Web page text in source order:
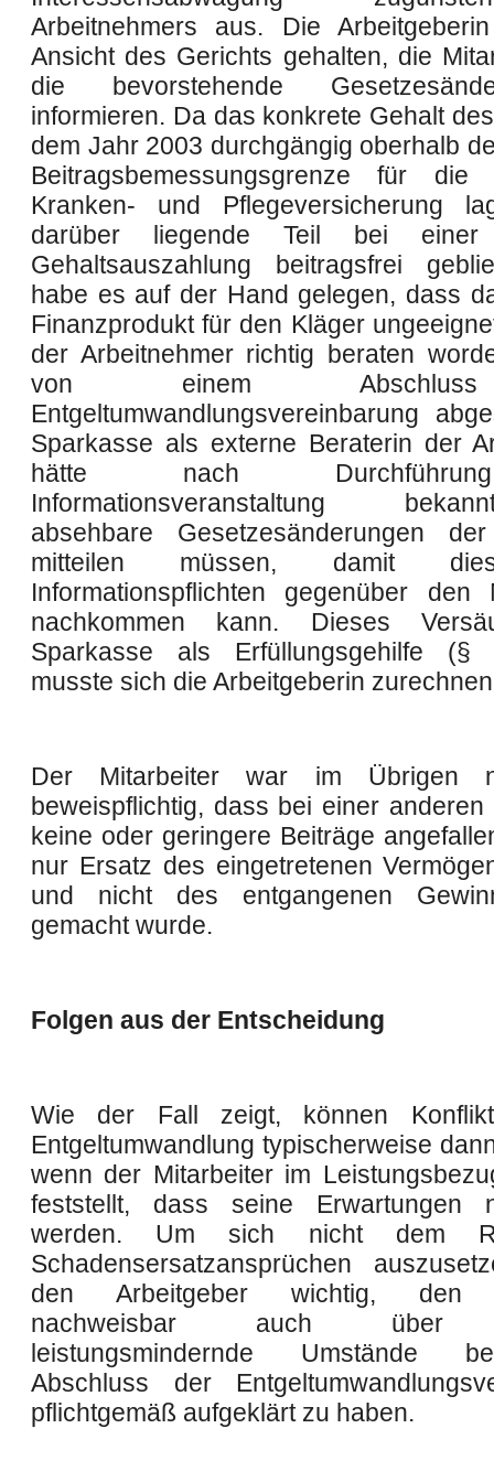
Arbeitnehmers aus. Die
Ansicht des Gerichts gehalten, die
die bevorstehende
informieren. Da das konkrete Gehalt
dem Jahr 2003 durchgängig oberhalb
Beitragsbemessungsgrenze für die
Kranken- und Pflegeversicherung
darüber liegende Teil bei einer
Gehaltsauszahlung beitragsfrei
habe es auf der Hand gelegen, dass
Finanzprodukt für den Kläger
der Arbeitnehmer richtig beraten
von einem
Entgeltumwandlungsvereinbarung
Sparkasse als externe Beraterin der
hätte nach
Informationsveranstaltung
absehbare Gesetzesänderungen
mitteilen müssen, damit
Informationspflichten gegenüber den
nachkommen kann. Dieses
Sparkasse als Erfüllungsgehilfe (§
musste sich die Arbeitgeberin
Der Mitarbeiter war im Übrigen
beweispflichtig, dass bei einer anderen
keine oder geringere Beiträge
nur Ersatz des eingetretenen
und nicht des entgangenen
gemacht wurde.
Folgen aus der Entscheidung
Wie der Fall zeigt, können
Entgeltumwandlung typischerweise
wenn der Mitarbeiter im
feststellt, dass seine Erwartungen
werden. Um sich nicht dem
Schadensersatzansprüchen
den Arbeitgeber wichtig, den
nachweisbar auch über
leistungsmindernde Umstände
Abschluss der
pflichtgemäß aufgeklärt zu haben.